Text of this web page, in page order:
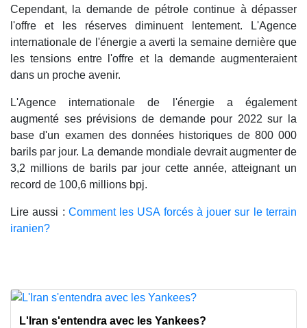
Cependant, la demande de pétrole continue à dépasser
l'offre et les réserves diminuent lentement. L'Agence
internationale de l'énergie a averti la semaine dernière que
les tensions entre l'offre et la demande augmenteraient
dans un proche avenir.
L'Agence internationale de l'énergie a également
augmenté ses prévisions de demande pour 2022 sur la
base d'un examen des données historiques de 800 000
barils par jour. La demande mondiale devrait augmenter de
3,2 millions de barils par jour cette année, atteignant un
record de 100,6 millions bpj.
Lire aussi : Comment les USA forcés à jouer sur le terrain
iranien?
L'Iran s'entendra avec les Yankees?